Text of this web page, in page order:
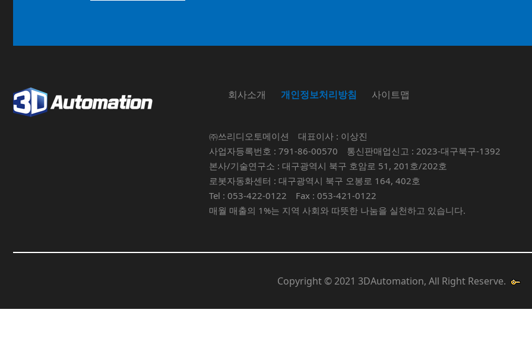
회사소개 개인정보처리방침 사이트맵
㈜쓰리디오토메이션
대표이사 : 이상진
사업자등록번호 : 791-86-00570
통신판매업신고 : 2023-대구북구-1392
본사/기술연구소 : 대구광역시 북구 호암로 51, 201호/202호
로봇자동화센터 : 대구광역시 북구 오봉로 164, 402호
Tel : 053-422-0122
Fax : 053-421-0122
매월 매출의 1%는 지역 사회와 따뜻한 나눔을 실천하고 있습니다.
Copyright © 2021 3DAutomation, All Right Reserve.